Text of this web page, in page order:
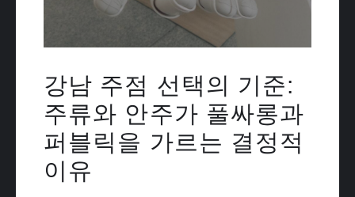
강남 주점 선택의 기준:
주류와 안주가 풀싸롱과
퍼블릭을 가르는 결정적
이유